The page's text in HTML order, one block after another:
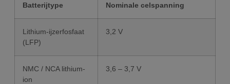
Batterijtype Nominale celspanning
Lithium-ijzerfosfaat
(LFP)
3,2 V
NMC / NCA lithium-
ion
3,6 – 3,7 V